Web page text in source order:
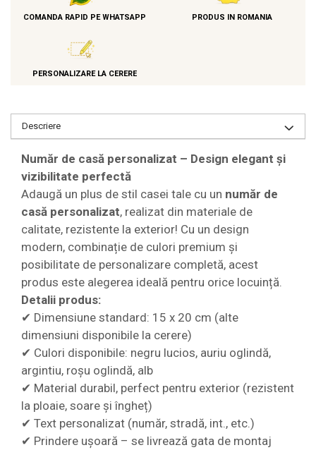
COMANDA RAPID PE WHATSAPP PRODUS IN ROMANIA
PERSONALIZARE LA CERERE
Descriere
Număr de casă personalizat – Design elegant și
vizibilitate perfectă
Adaugă un plus de stil casei tale cu un număr de
casă personalizat, realizat din materiale de
calitate, rezistente la exterior! Cu un design
modern, combinație de culori premium și
posibilitate de personalizare completă, acest
produs este alegerea ideală pentru orice locuință.
Detalii produs:
✔ Dimensiune standard: 15 x 20 cm (alte
dimensiuni disponibile la cerere)
✔ Culori disponibile: negru lucios, auriu oglindă,
argintiu, roșu oglindă, alb
✔ Material durabil, perfect pentru exterior (rezistent
la ploaie, soare și îngheț)
✔ Text personalizat (număr, stradă, int., etc.)
✔ Prindere ușoară – se livrează gata de montaj